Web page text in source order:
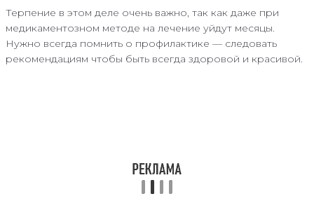
Терпение в этом деле очень важно, так как даже при
медикаментозном методе на лечение уйдут месяцы.
Нужно всегда помнить о профилактике — следовать
рекомендациям чтобы быть всегда здоровой и красивой.